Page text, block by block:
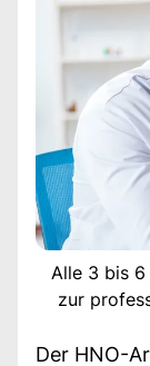
Alle 3 bis
zur
Der HNO-